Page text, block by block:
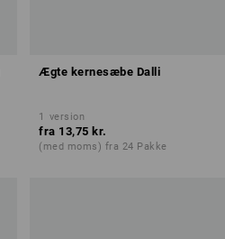
Ægte kernesæbe Dalli
1 version
fra 13,75 kr.
(med moms) fra 24 Pakke